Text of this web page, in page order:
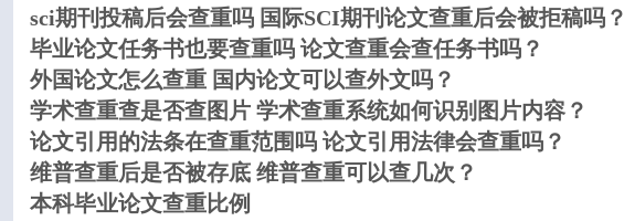
sci期刊投稿后会查重吗 国际SCI期刊论文查重后会被拒稿吗？
毕业论文任务书也要查重吗 论文查重会查任务书吗？
外国论文怎么查重 国内论文可以查外文吗？
学术查重查是否查图片 学术查重系统如何识别图片内容？
论文引用的法条在查重范围吗 论文引用法律会查重吗？
维普查重后是否被存底 维普查重可以查几次？
本科毕业论文查重比例